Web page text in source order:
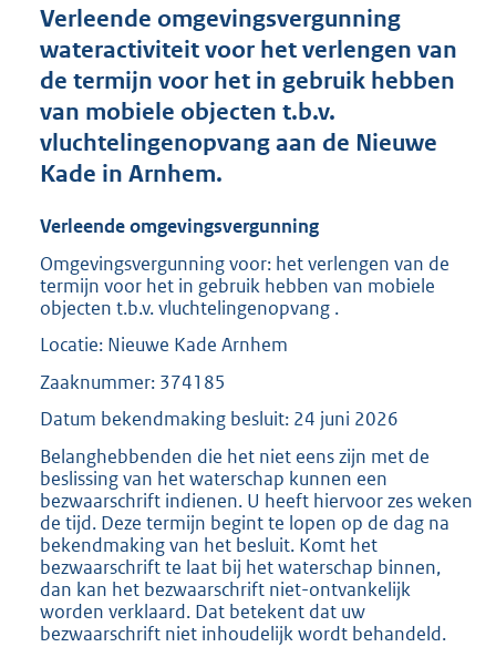
r
o
t
t
:
9
b
Verleende omgevingsvergunning
wateractiviteit voor het verlengen van
de termijn voor het in gebruik hebben
van mobiele objecten t.b.v.
vluchtelingenopvang aan de Nieuwe
Kade in Arnhem.
Verleende omgevingsvergunning
Omgevingsvergunning voor: het verlengen van de
termijn voor het in gebruik hebben van mobiele
objecten t.b.v. vluchtelingenopvang .
Locatie: Nieuwe Kade Arnhem
Zaaknummer: 374185
Datum bekendmaking besluit: 24 juni 2026
Belanghebbenden die het niet eens zijn met de
beslissing van het waterschap kunnen een
bezwaarschrift indienen. U heeft hiervoor zes weken
de tijd. Deze termijn begint te lopen op de dag na
bekendmaking van het besluit. Komt het
bezwaarschrift te laat bij het waterschap binnen,
dan kan het bezwaarschrift niet-ontvankelijk
worden verklaard. Dat betekent dat uw
bezwaarschrift niet inhoudelijk wordt behandeld.